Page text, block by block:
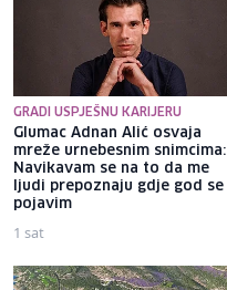
GRADI USPJEŠNU KARIJERU
Glumac Adnan Alić osvaja
mreže urnebesnim snimcima:
Navikavam se na to da me
ljudi prepoznaju gdje god se
pojavim
1 sat